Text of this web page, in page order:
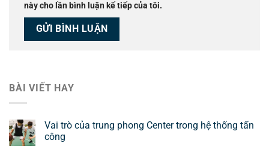
này cho lần bình luận kế tiếp của tôi.
BÀI VIẾT HAY
Vai trò của trung phong Center trong hệ thống tấn
công